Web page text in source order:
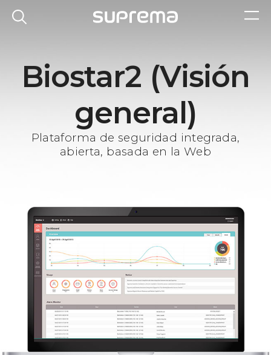
Biostar2 (Visión
general)
Plataforma de seguridad integrada,
abierta, basada en la Web